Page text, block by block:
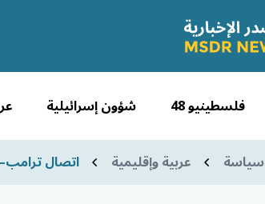
فلسطينيو 48 شؤون إسرائيلية
سياسة عربية وإقليمية اتصال